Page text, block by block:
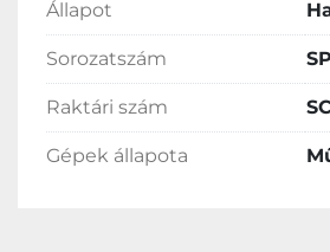
Állapot
Sorozatszám
Raktári szám
Gépek állapota